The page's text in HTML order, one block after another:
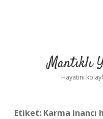
Mantıklı
Hayatını
Etiket: Karma inancı